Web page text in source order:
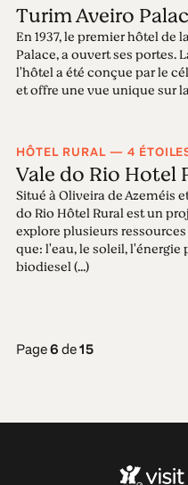
Turim Aveiro
En 1937, le premier hôtel de
Palace, a ouvert ses portes.
l'hôtel a été conçue par le
et offre une vue unique sur
HÔTEL RURAL — 4
Vale do Rio Hotel
Situé à Oliveira de Azeméis
do Rio Hôtel Rural est un
explore plusieurs
que: l'eau, le soleil,
biodiesel (...)
Page6de15